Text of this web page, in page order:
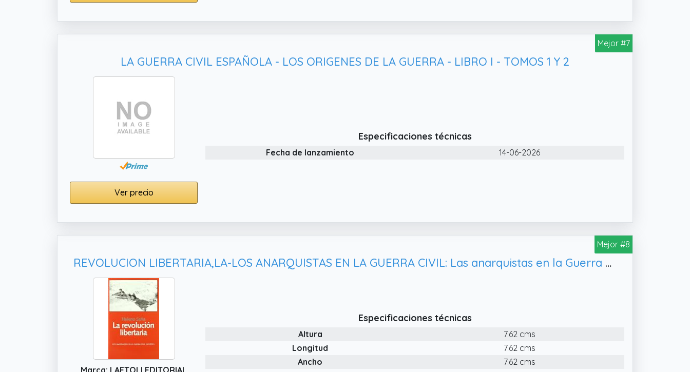
Mejor #7
LA GUERRA CIVIL ESPAÑOLA - LOS ORIGENES DE LA GUERRA - LIBRO I - TOMOS 1 Y 2
Ver precio
Especificaciones técnicas
Fecha de lanzamiento 14-06-2026
Mejor #8
REVOLUCION LIBERTARIA,LA-LOS ANARQUISTAS EN LA GUERRA CIVIL: Las anarquistas en la Guerra Civil espanola (LIBROS ABIERTOS)
Marca: LAETOLI EDITORIAL
Especificaciones técnicas
Altura
7.62 cms
Longitud
7.62 cms
Ancho
7.62 cms